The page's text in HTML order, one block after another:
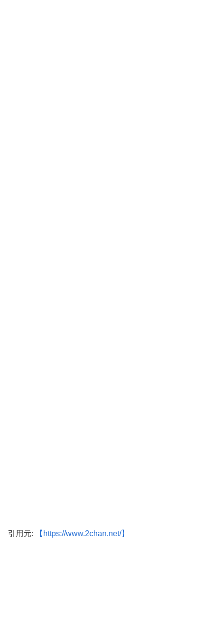
引用元: 【https://www.2chan.net/】